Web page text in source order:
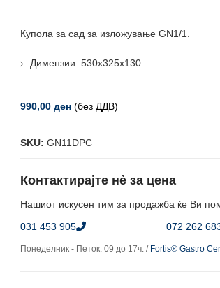
Купола за сад за изложување GN1/1.
Димензии: 530х325х130
990,00ден (без ДДВ)
SKU:GN11DPC
Контактирајте нè за цена
Нашиот искусен тим за продажба ќе Ви
031 453 905
072 262
Понеделник - Петок: 09 до 17ч. / Fortis® Gastro